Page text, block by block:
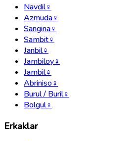
Navdil♀
Azmuda♀
Sangina♀
Sambit♀
Janbil♀
Jambiloy♀
Jambil♀
Abriniso♀
Burul / Buril♀
Bolgul♀
Erkaklar